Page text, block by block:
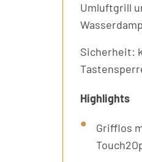
Umluftgrill
Sicherheit:
Highlights
Grifflos